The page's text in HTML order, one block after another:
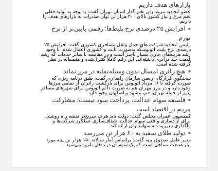
بازار‌های هدف داریم
عضو اتحادیه مرغداران تخم گذار استان تهران گفت: با توجه به تولید فعلی
تخم مرغ و نیاز کشور بالای ۲۰۰ هزار تن توان صادرات به بازار‌های هدف را
داریم.
افزایش ۲۵ درصدی نرخ بلیط‌ها؛ رقمی پایین‌تر از نرخ
تورم
رئیس اتحادیه شرکت های حمل ونقل مسافری کشوری گفت: افزایش ۲۵
درصدی نرخ بلیت اتوبوسکه به‌صورت ثابت و کشوری اعمال شده، با وجود
رشد هزینه‌های جاری بسیار ناچیز است و در مقایسه با سایر خدمات که رشد
قیمت چند برابری داشته‌اند، این رقم کاملاً کنترل‌شده و منصفانه در نظر
گرفته شده است.
هیچ زائری امسال بدون وسیله‌نقلیه در مرز نماند
سخنگوی قرارگاه اربعین سازمان راهداری گفت: طبق برنامه ریزی که
صورت گرفته تا ۱۶ مرداد اتوبوس برای بازگشت زائران از تمامی مرز‌ها
وجود دارد و در مرز مهران هم به صورت دائم اتوبوس برای شهر‌های مسافر
پذیر از جمله تهران، قم، مشهد و اصفهان وجود دارد.
فلسفه سهام عدالت، پرداخت سود نیست؛ مشارکت
مردم در اقتصاد است
کمیسیون عمران مجلس گفت: دولت باید هرچه سریع‌تر نقشه راه روشنی
برای آزادسازی واقعی سهام عدالت، شفاف‌سازی عملکرد شرکت‌ها و
واگذاری مدیریت به سهامداران ارائه کند.
تولید طلای سفید به ۶۰ هزار تن می‌رسد
مدیر عامل صندوق پنبه گفت: براساس آمار سالانه ۱۵۰ هزار تن پنبه مورد
نیاز صنعت نساجی است که یک سوم آن در داخل تامین می‌شود.